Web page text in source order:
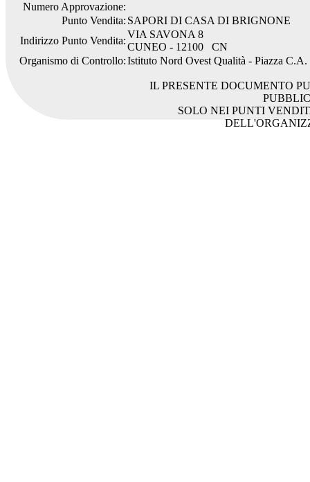
Numero Approvazione:
Punto Vendita: SAPORI DI CASA DI BRIGNONE
Indirizzo Punto Vendita:
VIA SAVONA 8
CUNEO - 12100 CN
Organismo di Controllo:Istituto Nord Ovest Qualità - Piazza
IL PRESENTE DOCUMENTO
SOLO NEI PUNTI